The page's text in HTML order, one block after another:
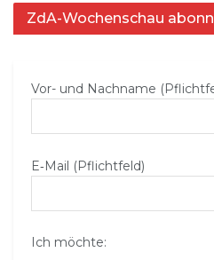
ZdA-Wochenschau
Vor- und Nachname
E‑Mail (Pflichtfeld)
Ich möchte: